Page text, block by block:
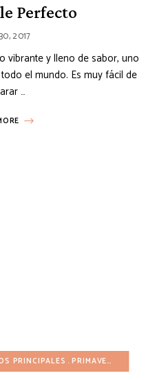
Perfecto
2017
vibrante y lleno de sabor, uno
el mundo. Es muy fácil de
…
PRINCIPALES PRIMAVERA